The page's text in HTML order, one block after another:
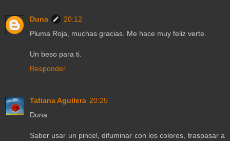
Duna
20:12
Pluma Roja, muchas gracias. Me hace muy feliz verte.
Un beso para ti.
Responder
Tatiana Aguilera 20:25
Duna:
Saber usar un pincel, difuminar con los colores, traspasar a